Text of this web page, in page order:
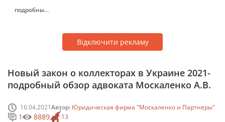
подробны...
Відключити рекламу
Новый закон о коллекторах в Украине 2021-
подробный обзор адвоката Москаленко А.В.
16.04.2021Автор: Юридическая фирма "Москаленко и Партнеры"
13
1 8889